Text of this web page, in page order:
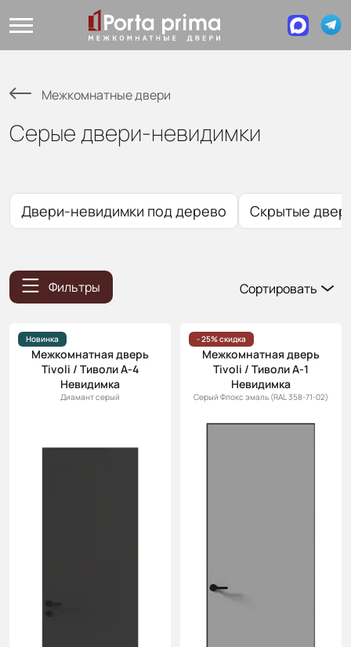
Межкомнатные двери
Серые двери-невидимки
Двери-невидимки под дерево Скрытые
Фильтры
Сортировать
Цена
(возр.)
Цена (убыв.)
Cначала
новинки
Новинка
Межкомнатная дверь
Tivoli / Тиволи А-4
Невидимка
Диамант серый
- 25% скидка
Межкомнатная дверь
Tivoli / Тиволи А-1
Невидимка
Серый Флокс эмаль (RAL 358-71-02)